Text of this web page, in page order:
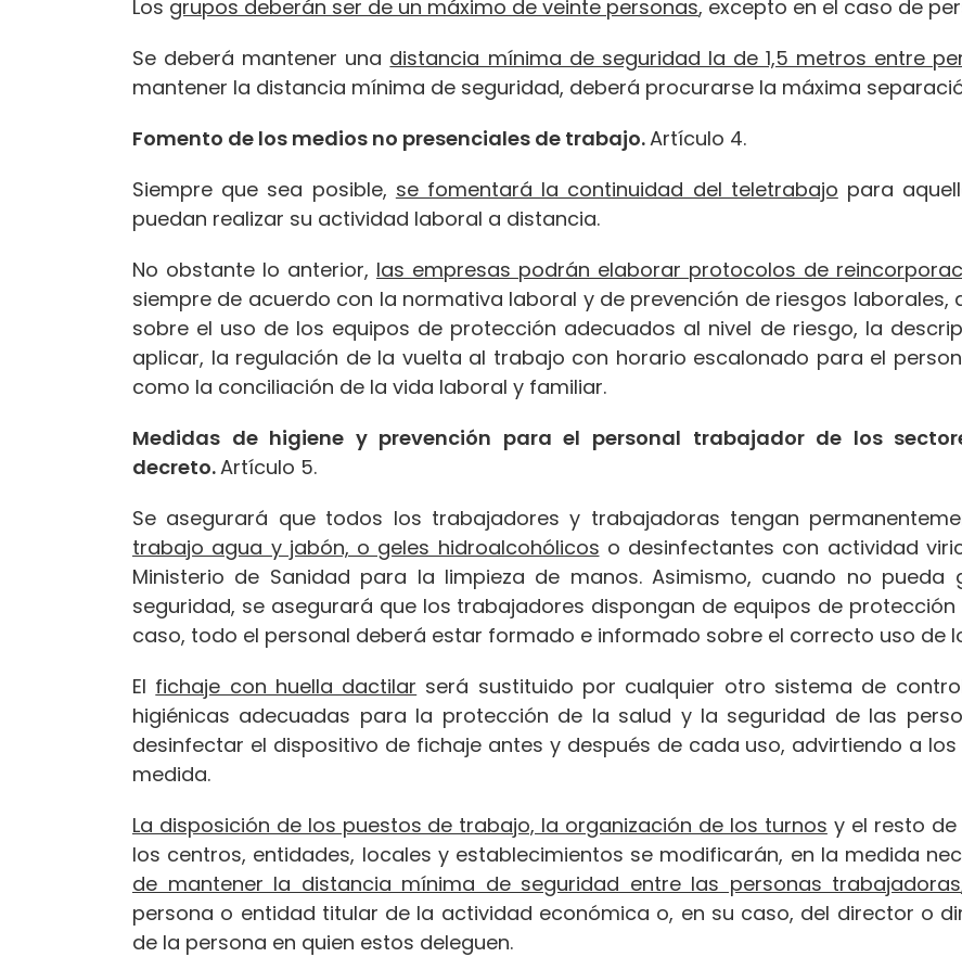
Los grupos deberán ser de un máximo de veinte personas, excepto en el caso de
Se deberá mantener una distancia mínima de seguridad la de 1,5 metros entre
mantener la distancia mínima de seguridad, deberá procurarse la máxima
Fomento de los medios no presenciales de trabajo.Artículo 4.
Siempre que sea posible, se fomentará la continuidad del teletrabajo para
puedan realizar su actividad laboral a distancia.
No obstante lo anterior, las empresas podrán elaborar protocolos de
siempre de acuerdo con la normativa laboral y de prevención de riesgos laborales,
sobre el uso de los equipos de protección adecuados al nivel de riesgo, la
aplicar, la regulación de la vuelta al trabajo con horario escalonado para el
como la conciliación de la vida laboral y familiar.
Medidas de higiene y prevención para el personal trabajador de los
decreto.Artículo 5.
Se asegurará que todos los trabajadores y trabajadoras tengan
trabajo agua y jabón, o geles hidroalcohólicos o desinfectantes con actividad
Ministerio de Sanidad para la limpieza de manos. Asimismo, cuando no
seguridad, se asegurará que los trabajadores dispongan de equipos de protección
caso, todo el personal deberá estar formado e informado sobre el correcto uso de
El fichaje con huella dactilar será sustituido por cualquier otro sistema de
higiénicas adecuadas para la protección de la salud y la seguridad de las
desinfectar el dispositivo de fichaje antes y después de cada uso, advirtiendo a
medida.
La disposición de los puestos de trabajo, la organización de los turnos y el resto
los centros, entidades, locales y establecimientos se modificarán, en la medida
de mantener la distancia mínima de seguridad entre las personas trabajadoras
persona o entidad titular de la actividad económica o, en su caso, del director o
de la persona en quien estos deleguen.